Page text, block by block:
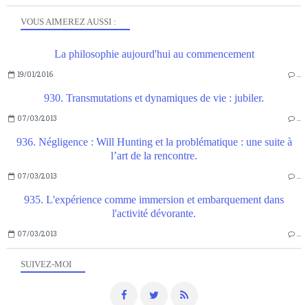
SUIVEZ-MOI
VOUS AIMEREZ AUSSI :
La philosophie aujourd'hui au commencement
19/01/2016 …
930. Transmutations et dynamiques de vie : jubiler.
07/03/2013 …
936. Négligence : Will Hunting et la problématique : une suite à
l’art de la rencontre.
07/03/2013 …
935. L'expérience comme immersion et embarquement dans
l'activité dévorante.
07/03/2013 …